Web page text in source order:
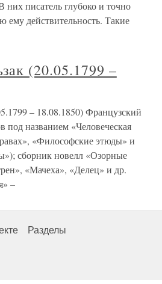
них писатель глубоко и точно
ему действительность. Такие
(20.05.1799 –
– 18.08.1850) Французский
под названием «Человеческая
«Философские этюды» и
сборник новелл «Озорные
«Мачеха», «Делец» и др.
–
Разделы